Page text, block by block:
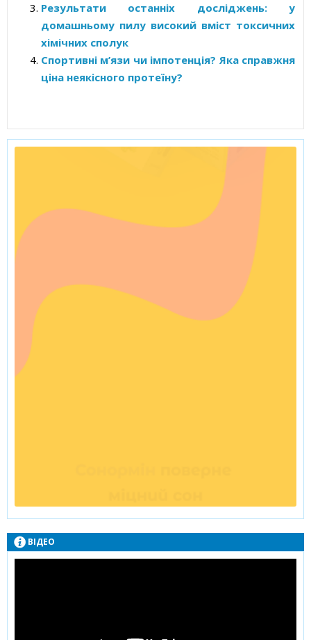
Результати останніх досліджень: у
домашньому пилу високий вміст токсичних
хімічних сполук
Спортивні м’язи чи імпотенція? Яка справжня
ціна неякісного протеїну?
ВІДЕО